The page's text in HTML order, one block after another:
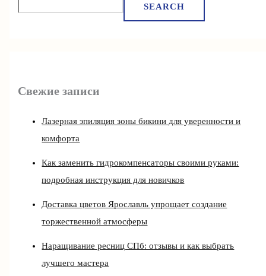
SEARCH
Свежие записи
Лазерная эпиляция зоны бикини для уверенности и
комфорта
Как заменить гидрокомпенсаторы своими руками:
подробная инструкция для новичков
Доставка цветов Ярославль упрощает создание
торжественной атмосферы
Наращивание ресниц СПб: отзывы и как выбрать
лучшего мастера